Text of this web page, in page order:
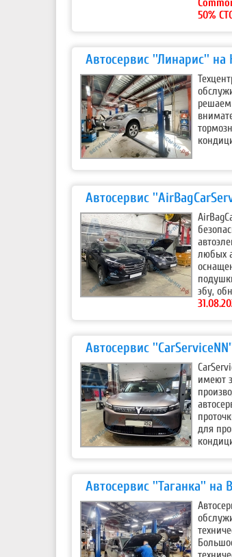
50%
Автосервис ''Линарис'' на
решаем
Автосервис
любых
эбу,
Автосервис
имеют
для
Автосервис ''Таганка'' на